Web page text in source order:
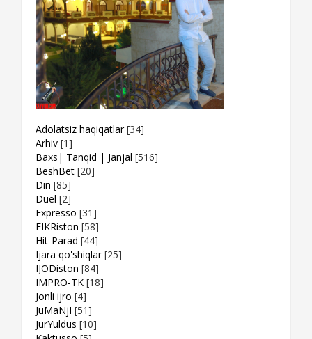
Adolatsiz haqiqatlar [34]
Arhiv [1]
Baxs| Tanqid | Janjal [516]
BeshBet [20]
Din [85]
Duel [2]
Expresso [31]
FIKRiston [58]
Hit-Parad [44]
Ijara qo'shiqlar [25]
IJODiston [84]
IMPRO-TK [18]
Jonli ijro [4]
JuMaNjI [51]
JurYuldus [10]